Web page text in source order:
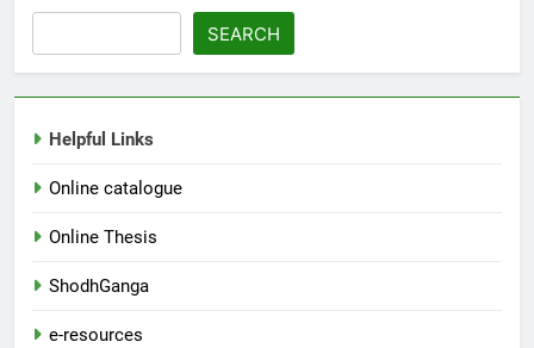
SEARCH
Helpful Links
Online catalogue
Online Thesis
ShodhGanga
e-resources